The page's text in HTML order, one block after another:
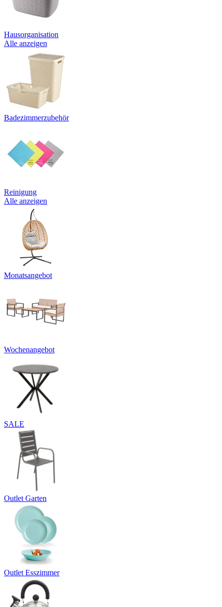
Hausorganisation
Alle anzeigen
Badezimmerzubehör
Reinigung
Alle anzeigen
Monatsangebot
Wochenangebot
SALE
Outlet Garten
Outlet Esszimmer